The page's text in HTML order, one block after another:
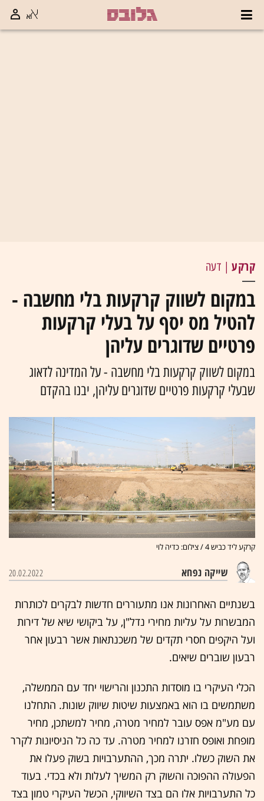
קרקע| דעה
במקום לשווק קרקעות בלי מחשבה -
להטיל מס יסף על בעלי קרקעות
פרטיים שדוגרים עליהן
במקום לשווק קרקעות בלי מחשבה - על המדינה לדאוג
שבעלי קרקעות פרטיים שדוגרים עליהן, יבנו בהקדם
קרקע ליד כביש 4 / צילום: כדיה לוי
שייקה נפחא 20.02.2022
בשנתיים האחרונות אנו מתעוררים חדשות לבקרים לכותרות
המבשרות על עליות מחירי נדל"ן, על ביקושי שיא של דירות
ועל היקפים חסרי תקדים של משכנתאות אשר רבעון אחר
רבעון שוברים שיאים.
הכלי העיקרי בו מוסדות התכנון והרישוי יחד עם הממשלה,
משתמשים בו הוא באמצעות שיטות שיווק שונות. התחלנו
עם מע"מ אפס עובר למחיר מטרה, מחיר למשתכן, מחיר
מופחת ואופס חזרנו למחיר מטרה. עד כה כל הניסיונות לקרר
את השוק כשלו. יתרה מכך, ההתערבויות בשוק פעלו את
הפעולה ההפוכה והשוק רק המשיך לעלות ולא בכדי. בעוד
כל התערבויות אלו הם בצד השיווקי, הכשל העיקרי טמון בצד